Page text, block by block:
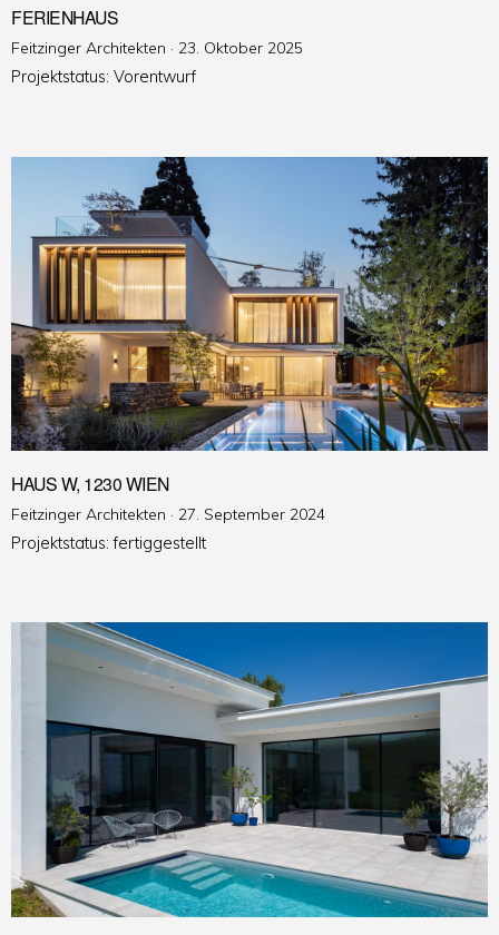
FERIENHAUS
Feitzinger Architekten · Veröffentlicht
am
23. Oktober 2025
Projektstatus: Vorentwurf
HAUS W, 1230 WIEN
Feitzinger Architekten · Veröffentlicht
am
27. September 2024
Projektstatus: fertiggestellt